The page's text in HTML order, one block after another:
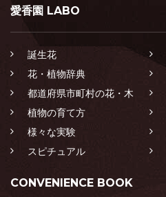
愛香園 LABO
誕生花
花・植物辞典
都道府県市町村の花・木
植物の育て方
様々な実験
スピチュアル
CONVENIENCE BOOK